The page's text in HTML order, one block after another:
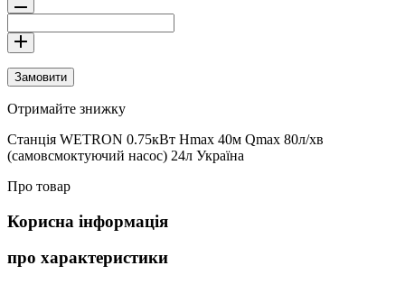
Замовити
Отримайте знижку
Станція WETRON 0.75кВт Hmax 40м Qmax 80л/хв
(самовсмоктуючий насос) 24л Україна
Про товар
Корисна інформація
про характеристики